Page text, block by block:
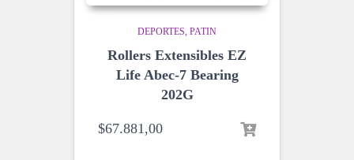
DEPORTES PATIN
Rollers Extensibles EZ
Life Abec-7 Bearing
202G
$67.881,00